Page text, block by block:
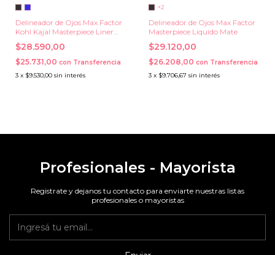
Delineador de Ojos Max Factor
Kohl Kajal Masterpiece Liner
Automatico Lapiz
$28.590,00
$25.731,00 con Transferencia
3 x $9.530,00 sin interés
+2
Delineador de Ojos Max Factor
Masterpiece Liquido Mate
$29.120,00
$26.208,00 con Transferencia
3 x $9.706,67 sin interés
Profesionales - Mayorista
Registrate y dejanos tu contacto para enviarte nuestras listas
profesionales o mayoristas